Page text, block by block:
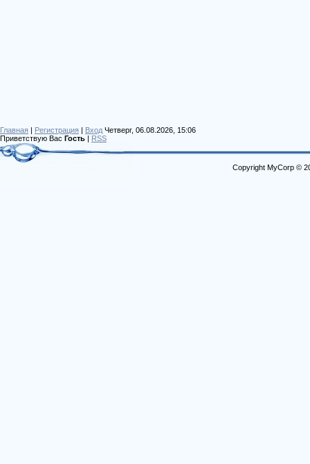
Главная | Регистрация | Вход Четверг, 06.08.2026, 15:06
Приветствую Вас Гость | RSS
Copyright MyCorp ©